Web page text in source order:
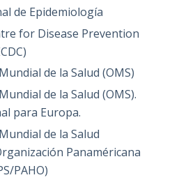
de Epidemiología
for Disease Prevention
de la Salud (OMS)
de la Salud (OMS).
para Europa.
de la Salud
Panaméricana
PAHO)